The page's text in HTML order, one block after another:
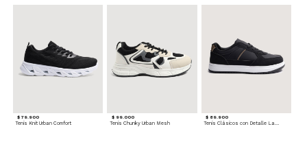
$ 79.900
Tenis Knit Urban Comfort
$ 99.000
Tenis Chunky Urban Mesh
$ 89.900
Tenis Clásicos con Detalle Lateral